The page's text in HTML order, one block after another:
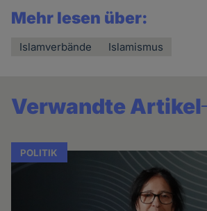
Mehr lesen über:
Islamverbände Islamismus
Verwandte Artikel
POLITIK